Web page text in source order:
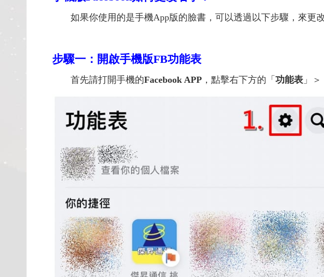
如果你使用的是手機App版的臉書，可以透過以下步驟，來更改
步驟一：開啟手機版FB功能表
首先請打開手機的Facebook APP ，點擊右下方的「 功能表 」＞